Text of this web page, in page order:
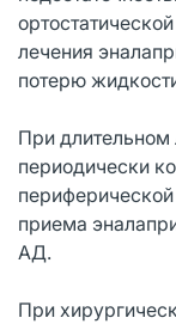
лечения
потерю
При
периодически
приема
АД.
При